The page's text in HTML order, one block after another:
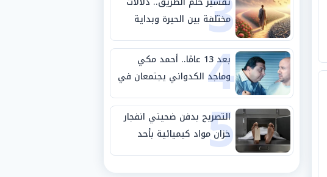
مختلفة بين الحيرة وبداية
مرحلة جديدة
4 بعد 13 عامًا.. أحمد مكي
وماجد الكدواني يجتمعان في
«فرصة سعيدة»
5
التصريح بدفن ضحيتي انفجار
خزان مواد كيميائية بأحد
مصانع الفيوم